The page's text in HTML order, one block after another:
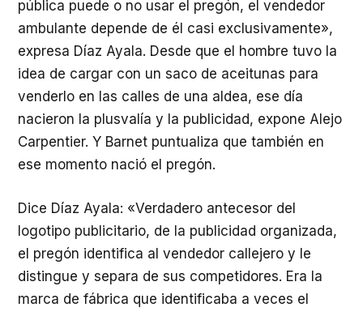
pública puede o no usar el pregón, el vendedor
ambulante depende de él casi exclusivamente»,
expresa Díaz Ayala. Desde que el hombre tuvo la
idea de cargar con un saco de aceitunas para
venderlo en las calles de una aldea, ese día
nacieron la plusvalía y la publicidad, expone Alejo
Carpentier. Y Barnet puntualiza que también en
ese momento nació el pregón.
Dice Díaz Ayala: «Verdadero antecesor del
logotipo publicitario, de la publicidad organizada,
el pregón identifica al vendedor callejero y le
distingue y separa de sus competidores. Era la
marca de fábrica que identificaba a veces el